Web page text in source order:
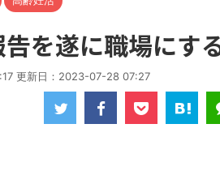
を遂に職場にする
更新日： 2023-07-28 07:27